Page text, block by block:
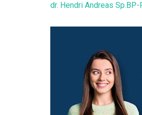
dr. Hendri Andreas Sp.BP-